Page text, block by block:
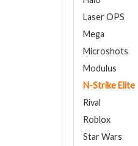
Laser OPS
Mega
Microshots
Modulus
N-Strike Elite
Rival
Roblox
Star Wars